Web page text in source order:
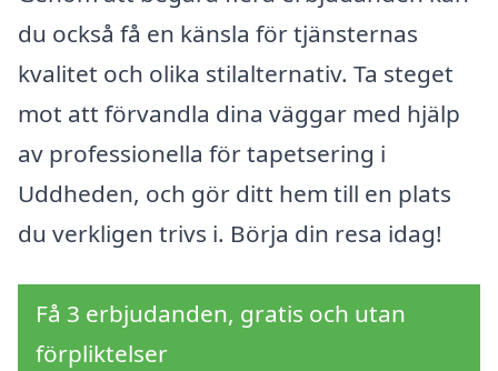
du också få en känsla för tjänsternas
kvalitet och olika stilalternativ. Ta steget
mot att förvandla dina väggar med hjälp
av professionella för tapetsering i
Uddheden, och gör ditt hem till en plats
du verkligen trivs i. Börja din resa idag!
Få 3 erbjudanden, gratis och utan
förpliktelser